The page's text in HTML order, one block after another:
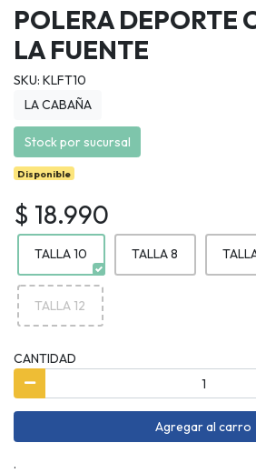
POLERA DEPORTE
LA FUENTE
SKU: KLFT10
LA CABAÑA
Stock por sucursal
Disponible
$ 18.990
TALLA 10 TALLA 8
TALLA 12
CANTIDAD
Agregar al carro
.